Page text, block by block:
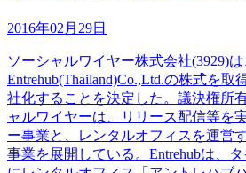
2016年02月29日
ソーシャルワイヤー株式会社(3929)は
Entrehub(Thailand)Co.,Ltd.の株式を取
社化することを決定した。議決権所
ャルワイヤーは、リリース配信等を
ー事業と、レンタルオフィスを運営
事業を展開している。Entrehubは、